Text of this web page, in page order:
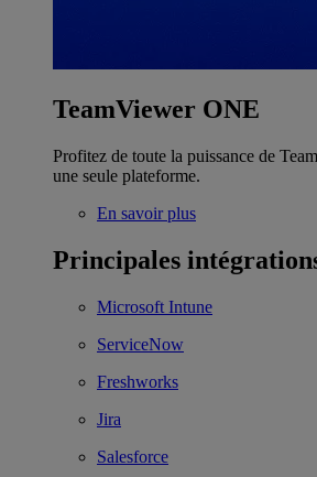
TeamViewer ONE
Profitez de toute la puissance de
une seule plateforme.
En savoir plus
Principales
Microsoft Intune
ServiceNow
Freshworks
Jira
Salesforce